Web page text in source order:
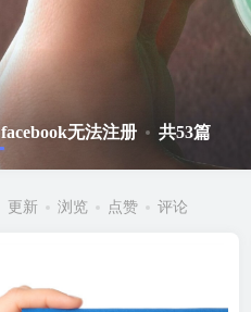
facebook无法注册 共53篇
更新 浏览 点赞 评论